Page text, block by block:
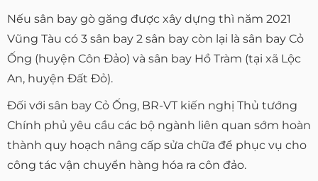
Nếu sân bay gò găng được xây dựng thì năm 2021
Vũng Tàu có 3 sân bay 2 sân bay còn lại là sân bay Cỏ
Ống (huyện Côn Đảo) và sân bay Hồ Tràm (tại xã Lộc
An, huyện Đất Đỏ).
Đối với sân bay Cỏ Ống, BR-VT kiến nghị Thủ tướng
Chính phủ yêu cầu các bộ ngành liên quan sớm hoàn
thành quy hoạch nâng cấp sửa chữa để phục vụ cho
công tác vận chuyển hàng hóa ra côn đảo.